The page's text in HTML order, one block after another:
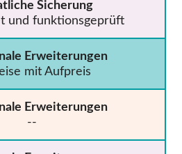
Sicherung
und funktionsgeprüft
Erweiterungen
mit Aufpreis
Erweiterungen
--